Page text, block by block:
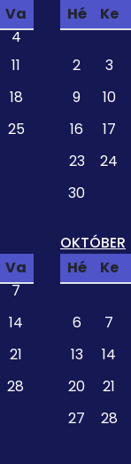
Va
4
11
18
25
Hé
Ke
2
3
9
10
16
17
23
24
30
Va
7
14
21
28
OKTÓBER
Hé
Ke
6
7
13
14
20
21
27
28